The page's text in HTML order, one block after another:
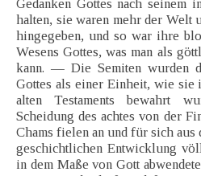
Gedanken Gottes nach seinem
halten, sie waren mehr der Welt
hingegeben, und so war ihre
Wesens Gottes, was man als
kann. — Die Semiten wurden
Gottes als einer Einheit, wie
alten Testaments bewahrt
Scheidung des achtes von der
Chams fielen an und für sich
geschichtlichen Entwicklung
in dem Maße von Gott